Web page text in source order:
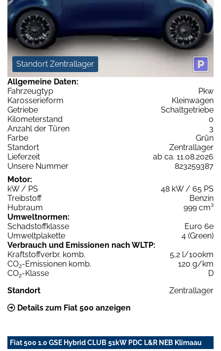
Standort Zentrallager
Allgemeine Daten:
Fahrzeugtyp
Pkw
Karosserieform
Kleinwagen
Getriebe
Schaltgetriebe
Kilometerstand
0
Anzahl der Türen
3
Farbe
Grün
Standort
Zentrallager
Lieferzeit
ab ca. 11.08.2026
Unsere Nummer
823259387
Motor:
kW / PS
48 kW / 65 PS
Treibstoff
Benzin
Hubraum
999 cm³
Umweltnormen:
Schadstoffklasse
Euro 6e
Umweltplakette
4 (Green)
Verbrauch und Emissionen nach WLTP:
Kraftstoffverbr. komb.
5,2 l/100km
CO2-Emissionen komb.
120 g/km
CO2-Klasse
D
Standort
Zentrallager
Details zum Fiat 500 anzeigen
Fiat 500 1.0 GSE Hybrid CLUB 51kW PDC L&R NEB Klimaau